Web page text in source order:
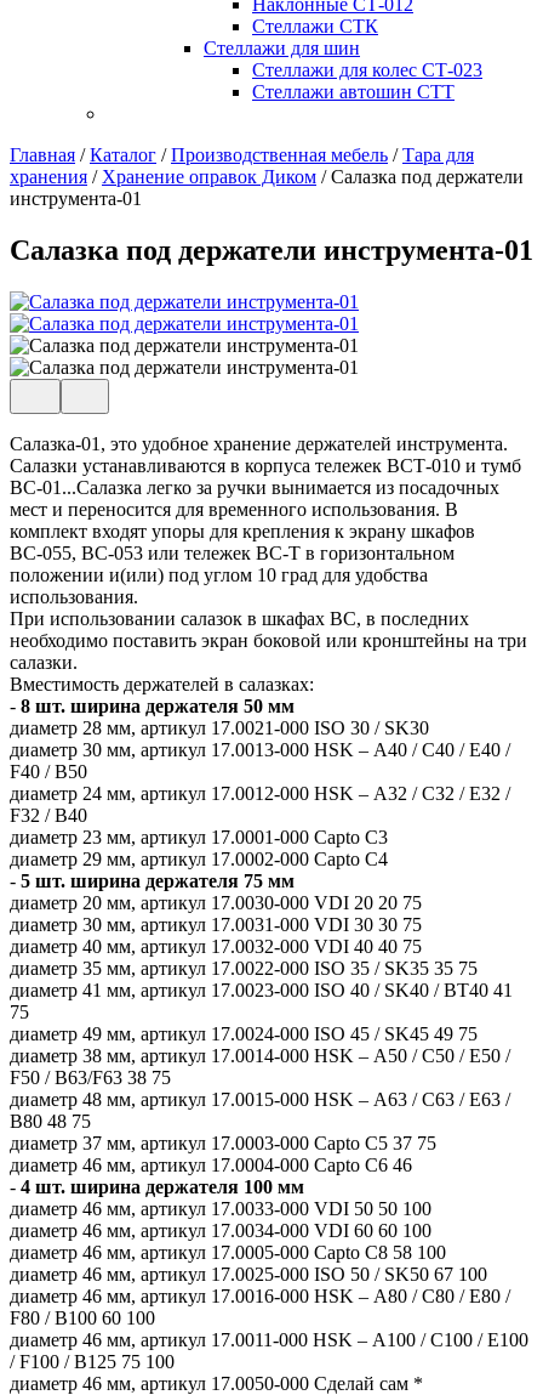
Наклонные СТ-012
Стеллажи СТК
Стеллажи для шин
Стеллажи для колес СТ-023
Стеллажи автошин СТТ
Главная /Каталог /Производственная мебель /Тара для
хранения / Хранение оправок Диком /Салазка под держатели
инструмента-01
Салазка под держатели инструмента-01
Салазка-01, это удобное хранение держателей инструмента.
Салазки устанавливаются в корпуса тележек ВСТ-010 и тумб
ВС-01...Салазка легко за ручки вынимается из посадочных
мест и переносится для временного использования. В
комплект входят упоры для крепления к экрану шкафов
ВС-055, ВС-053 или тележек ВС-Т в горизонтальном
положении и(или) под углом 10 град для удобства
использования.
При использовании салазок в шкафах ВС, в последних
необходимо поставить экран боковой или кронштейны на три
салазки.
Вместимость держателей в салазках:
- 8 шт. ширина держателя 50 мм
диаметр 28 мм, артикул 17.0021-000 ISO 30 / SK30
диаметр 30 мм, артикул 17.0013-000 HSK – А40 / С40 / E40 /
F40 / B50
диаметр 24 мм, артикул 17.0012-000 HSK – А32 / С32 / E32 /
F32 / B40
диаметр 23 мм, артикул 17.0001-000 Capto C3
диаметр 29 мм, артикул 17.0002-000 Capto C4
- 5 шт. ширина держателя 75 мм
диаметр 20 мм, артикул 17.0030-000 VDI 20 20 75
диаметр 30 мм, артикул 17.0031-000 VDI 30 30 75
диаметр 40 мм, артикул 17.0032-000 VDI 40 40 75
диаметр 35 мм, артикул 17.0022-000 ISO 35 / SK35 35 75
диаметр 41 мм, артикул 17.0023-000 ISO 40 / SK40 / BT40 41
75
диаметр 49 мм, артикул 17.0024-000 ISO 45 / SK45 49 75
диаметр 38 мм, артикул 17.0014-000 HSK – А50 / С50 / E50 /
F50 / B63/F63 38 75
диаметр 48 мм, артикул 17.0015-000 HSK – А63 / С63 / E63 /
B80 48 75
диаметр 37 мм, артикул 17.0003-000 Capto C5 37 75
диаметр 46 мм, артикул 17.0004-000 Capto C6 46
- 4 шт. ширина держателя 100 мм
диаметр 46 мм, артикул 17.0033-000 VDI 50 50 100
диаметр 46 мм, артикул 17.0034-000 VDI 60 60 100
диаметр 46 мм, артикул 17.0005-000 Capto C8 58 100
диаметр 46 мм, артикул 17.0025-000 ISO 50 / SK50 67 100
диаметр 46 мм, артикул 17.0016-000 HSK – А80 / С80 / E80 /
F80 / B100 60 100
диаметр 46 мм, артикул 17.0011-000 HSK – А100 / С100 / E100
/ F100 / B125 75 100
диаметр 46 мм, артикул 17.0050-000 Сделай сам *